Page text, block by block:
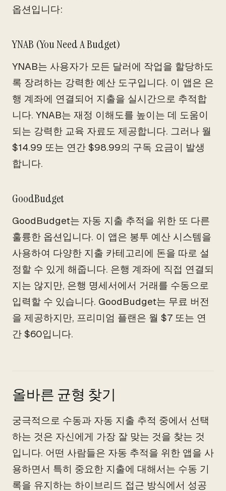
옵션입니다:
YNAB (You Need A Budget)
YNAB는 사용자가 모든 달러에 작업을 할당하도
록 장려하는 강력한 예산 도구입니다. 이 앱은 은
행 계좌에 연결되어 지출을 실시간으로 추적합
니다. YNAB는 재정 이해도를 높이는 데 도움이
되는 강력한 교육 자료도 제공합니다. 그러나 월
$14.99 또는 연간 $98.99의 구독 요금이 발생
합니다.
GoodBudget
GoodBudget는 자동 지출 추적을 위한 또 다른
훌륭한 옵션입니다. 이 앱은 봉투 예산 시스템을
사용하여 다양한 지출 카테고리에 돈을 따로 설
정할 수 있게 해줍니다. 은행 계좌에 직접 연결되
지는 않지만, 은행 명세서에서 거래를 수동으로
입력할 수 있습니다. GoodBudget는 무료 버전
을 제공하지만, 프리미엄 플랜은 월 $7 또는 연
간 $60입니다.
올바른 균형 찾기
궁극적으로 수동과 자동 지출 추적 중에서 선택
하는 것은 자신에게 가장 잘 맞는 것을 찾는 것
입니다. 어떤 사람들은 자동 추적을 위한 앱을 사
용하면서 특히 중요한 지출에 대해서는 수동 기
록을 유지하는 하이브리드 접근 방식에서 성공